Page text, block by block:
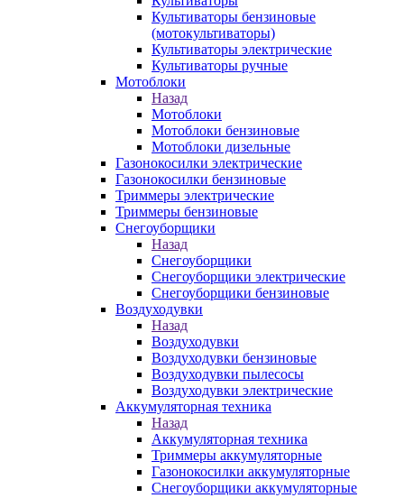
Культиваторы бензиновые
(мотокультиваторы)
Культиваторы электрические
Культиваторы ручные
Мотоблоки
Назад
Мотоблоки
Мотоблоки бензиновые
Мотоблоки дизельные
Газонокосилки электрические
Газонокосилки бензиновые
Триммеры электрические
Триммеры бензиновые
Снегоуборщики
Назад
Снегоуборщики
Снегоуборщики электрические
Снегоуборщики бензиновые
Воздуходувки
Назад
Воздуходувки
Воздуходувки бензиновые
Воздуходувки пылесосы
Воздуходувки электрические
Аккумуляторная техника
Назад
Аккумуляторная техника
Триммеры аккумуляторные
Газонокосилки аккумуляторные
Снегоуборщики аккумуляторные